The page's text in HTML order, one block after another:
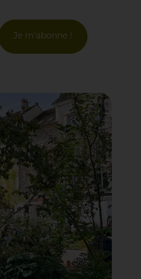
Je m'abonne !
*
?
© Opus Urbain